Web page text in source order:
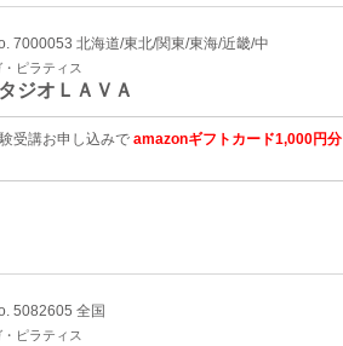
7000053 北海道/東北/関東/東海/近畿/中
ピラティス
ジオＬＡＶＡ
受講お申し込みで amazonギフトカード1,000円分
5082605 全国
ピラティス